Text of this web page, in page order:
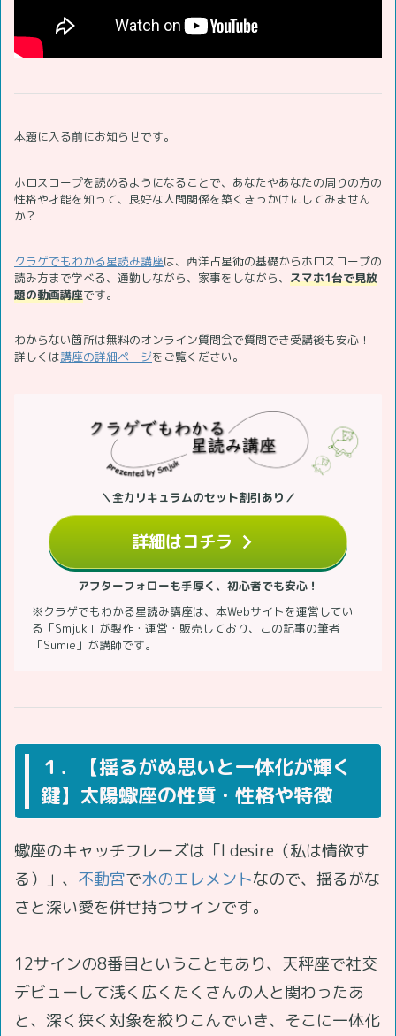
本題に入る前にお知らせです。
ホロスコープを読めるようになることで、あなたやあなたの周りの方の
性格や才能を知って、良好な人間関係を築くきっかけにしてみません
か？
クラゲでもわかる星読み講座は、西洋占星術の基礎からホロスコープの
読み方まで学べる、通勤しながら、家事をしながら、 スマホ1台で見放
題の動画講座です。
わからない箇所は無料のオンライン質問会で質問でき受講後も安心！
詳しくは講座の詳細ページをご覧ください。
＼全カリキュラムのセット割引あり／
詳細はコチラ
アフターフォローも手厚く、初心者でも安心！
※クラゲでもわかる星読み講座は、本Webサイトを運営してい
る「Smjuk」が製作・運営・販売しており、この記事の筆者
「Sumie」が講師です。
１．【揺るがぬ思いと一体化が輝く
鍵】太陽蠍座の性質・性格や特徴
蠍座のキャッチフレーズは「I desire（私は情欲す
る）」、 不動宮で水のエレメントなので、揺るがな
さと深い愛を併せ持つサインです。
12サインの8番目ということもあり、天秤座で社交
デビューして浅く広くたくさんの人と関わったあ
と、深く狭く対象を絞りこんでいき、そこに一体化